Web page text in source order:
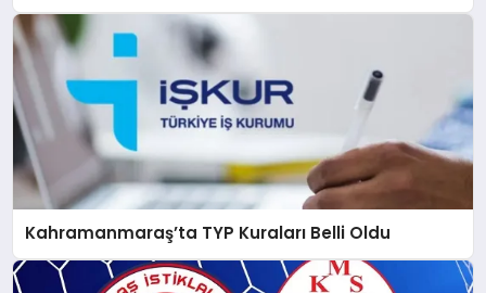
Kahramanmaraş’ta TYP Kuraları Belli Oldu